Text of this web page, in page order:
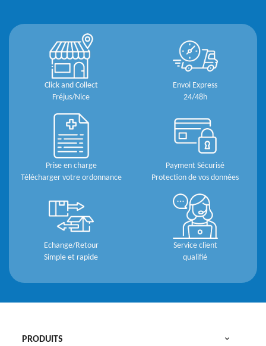
Click and Collect
Fréjus/Nice
Envoi Express
24/48h
Prise en charge
Télécharger votre ordonnance
Payment Sécurisé
Protection de vos données
Echange/Retour
Simple et rapide
Service client
qualifié
PRODUITS 